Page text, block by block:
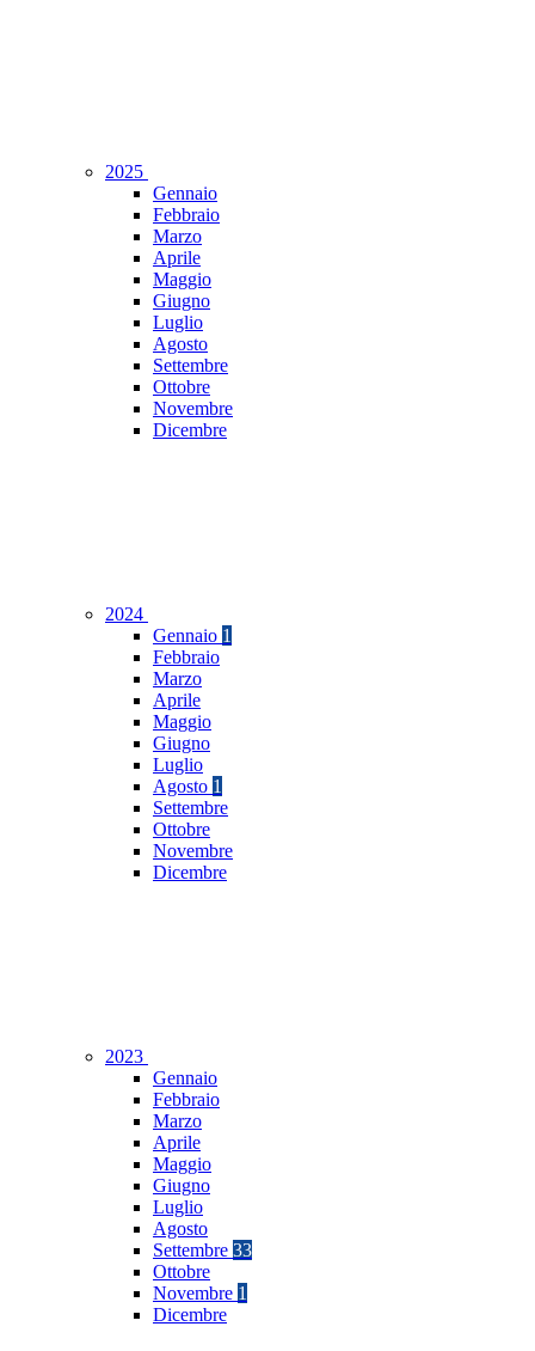
2025
Gennaio
Febbraio
Marzo
Aprile
Maggio
Giugno
Luglio
Agosto
Settembre
Ottobre
Novembre
Dicembre
2024
Gennaio 1
Febbraio
Marzo
Aprile
Maggio
Giugno
Luglio
Agosto 1
Settembre
Ottobre
Novembre
Dicembre
2023
Gennaio
Febbraio
Marzo
Aprile
Maggio
Giugno
Luglio
Agosto
Settembre 33
Ottobre
Novembre 1
Dicembre